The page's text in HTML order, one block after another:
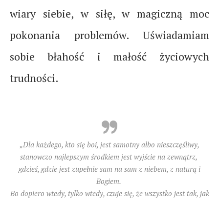
wiary siebie, w siłę, w magiczną moc
pokonania problemów. Uświadamiam
sobie błahość i małość życiowych
trudności.
„Dla każdego, kto się boi, jest samotny albo nieszczęśliwy,
stanowczo najlepszym środkiem jest wyjście na zewnątrz,
gdzieś, gdzie jest zupełnie sam na sam z niebem, z naturą i
Bogiem.
Bo dopiero wtedy, tylko wtedy, czuje się, że wszystko jest tak, jak